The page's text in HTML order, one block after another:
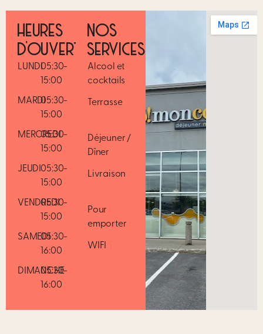
HEURES
D’OUVERTURE
LUNDI05:30-
15:00
MARDI05:30-
15:00
MERCREDI
05:30-
15:00
JEUDI05:30-
15:00
VENDREDI
05:30-
15:00
SAMEDI05:30-
16:00
DIMANCHE
05:30-
16:00
NOS
SERVICES
Alcool et
cocktails
Terrasse
Déjeuner /
Dîner
Livraison
Pour
emporter
WIFI